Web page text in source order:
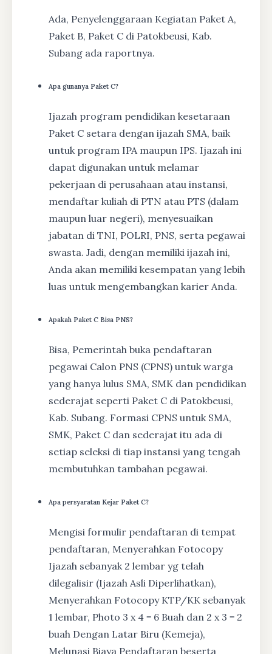
Ada, Penyelenggaraan Kegiatan Paket A,
Paket B, Paket C di Patokbeusi, Kab.
Subang ada raportnya.
Apa gunanya Paket C?
Ijazah program pendidikan kesetaraan
Paket C setara dengan ijazah SMA, baik
untuk program IPA maupun IPS. Ijazah ini
dapat digunakan untuk melamar
pekerjaan di perusahaan atau instansi,
mendaftar kuliah di PTN atau PTS (dalam
maupun luar negeri), menyesuaikan
jabatan di TNI, POLRI, PNS, serta pegawai
swasta. Jadi, dengan memiliki ijazah ini,
Anda akan memiliki kesempatan yang lebih
luas untuk mengembangkan karier Anda.
Apakah Paket C Bisa PNS?
Bisa, Pemerintah buka pendaftaran
pegawai Calon PNS (CPNS) untuk warga
yang hanya lulus SMA, SMK dan pendidikan
sederajat seperti Paket C di Patokbeusi,
Kab. Subang. Formasi CPNS untuk SMA,
SMK, Paket C dan sederajat itu ada di
setiap seleksi di tiap instansi yang tengah
membutuhkan tambahan pegawai.
Apa persyaratan Kejar Paket C?
Mengisi formulir pendaftaran di tempat
pendaftaran, Menyerahkan Fotocopy
Ijazah sebanyak 2 lembar yg telah
dilegalisir (Ijazah Asli Diperlihatkan),
Menyerahkan Fotocopy KTP/KK sebanyak
1 lembar, Photo 3 x 4 = 6 Buah dan 2 x 3 = 2
buah Dengan Latar Biru (Kemeja),
Melunasi Biaya Pendaftaran beserta